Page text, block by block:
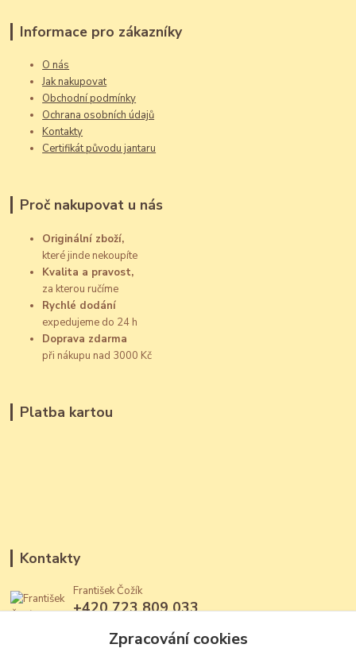
Informace pro zákazníky
O nás
Jak nakupovat
Obchodní podmínky
Ochrana osobních údajů
Kontakty
Certifikát původu jantaru
Proč nakupovat u nás
Originální zboží,
které jinde nekoupíte
Kvalita a pravost,
za kterou ručíme
Rychlé dodání
expedujeme do 24 h
Doprava zdarma
při nákupu nad 3000 Kč
Platba kartou
Kontakty
František Čožík
+420 723 809 033
Zpracování cookies